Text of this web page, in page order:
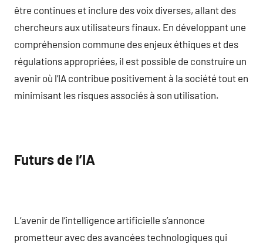
être continues et inclure des voix diverses, allant des
chercheurs aux utilisateurs finaux. En développant une
compréhension commune des enjeux éthiques et des
régulations appropriées, il est possible de construire un
avenir où l’IA contribue positivement à la société tout en
minimisant les risques associés à son utilisation.
Futurs de l’IA
L’avenir de l’intelligence artificielle s’annonce
prometteur avec des avancées technologiques qui